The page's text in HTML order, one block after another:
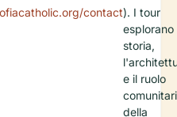
contact). I tour
esplorano
storia,
e il ruolo
della